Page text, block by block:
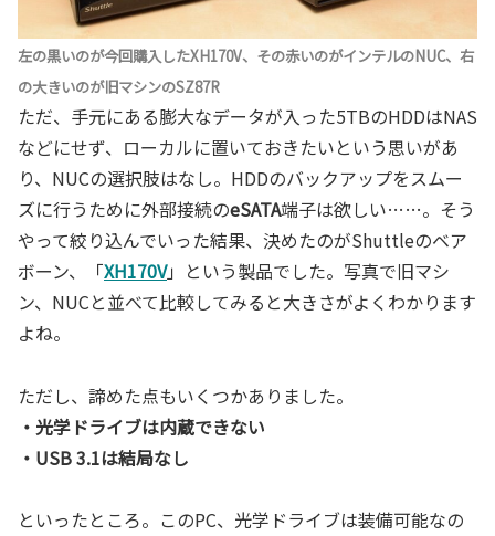
左の黒いのが今回購入したXH170V、その赤いのがインテルのNUC、右
の大きいのが旧マシンのSZ87R
ただ、手元にある膨大なデータが入った5TBのHDDはNAS
などにせず、ローカルに置いておきたいという思いがあ
り、NUCの選択肢はなし。HDDのバックアップをスムー
ズに行うために外部接続のeSATA端子は欲しい……。そう
やって絞り込んでいった結果、決めたのがShuttleのベア
ボーン、「XH170V」という製品でした。写真で旧マシ
ン、NUCと並べて比較してみると大きさがよくわかります
よね。
ただし、諦めた点もいくつかありました。
・光学ドライブは内蔵できない
・USB 3.1は結局なし
といったところ。このPC、光学ドライブは装備可能なの